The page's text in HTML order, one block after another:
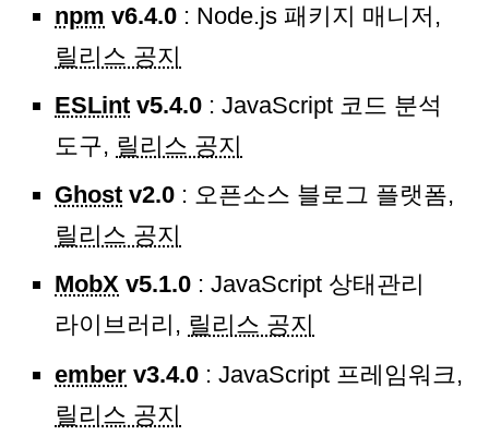
npm v6.4.0 : Node.js 패키지 매니저,
릴리스 공지
ESLint v5.4.0 : JavaScript 코드 분석
도구, 릴리스 공지
Ghost v2.0 : 오픈소스 블로그 플랫폼,
릴리스 공지
MobX v5.1.0 : JavaScript 상태관리
라이브러리, 릴리스 공지
ember v3.4.0 : JavaScript 프레임워크,
릴리스 공지